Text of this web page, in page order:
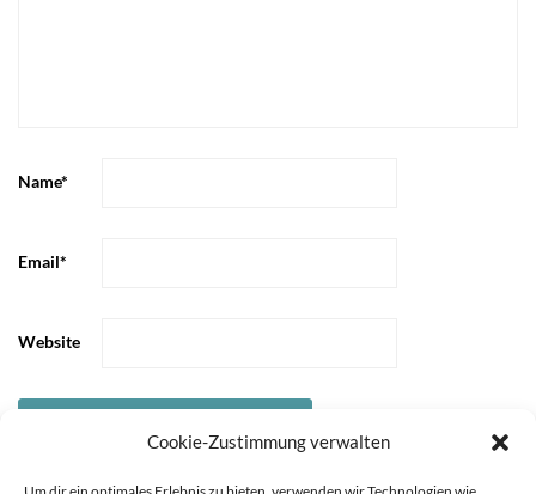
Cookie-Zustimmung verwalten
Name*
Email*
Website